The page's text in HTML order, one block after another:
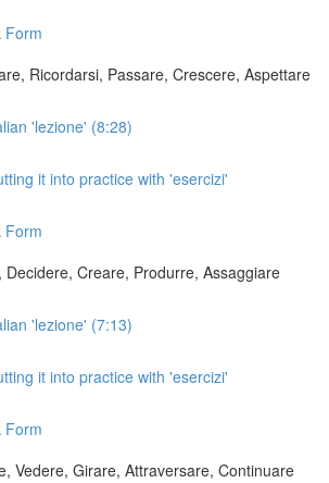
Form
Ricordarsi, Passare, Crescere, Aspettare
'lezione' (8:28)
it into practice with 'esercizi'
Form
Decidere, Creare, Produrre, Assaggiare
'lezione' (7:13)
it into practice with 'esercizi'
Form
Vedere, Girare, Attraversare, Continuare